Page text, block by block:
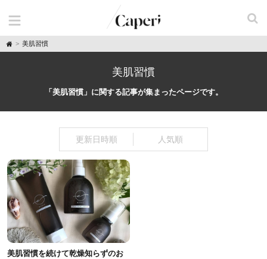
H
o
美肌習慣
美肌習慣
「美肌習慣」に関する記事が集まったページです。
更新日時順 人気順
美肌習慣を続けて乾燥知らずのお